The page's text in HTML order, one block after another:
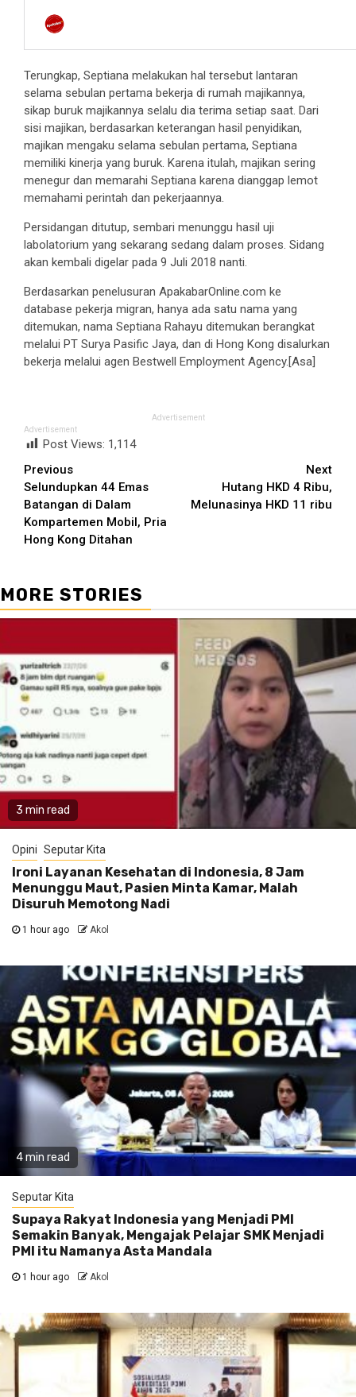
Terungkap, Septiana melakukan hal tersebut lantaran
selama sebulan pertama bekerja di rumah majikannya,
sikap buruk majikannya selalu dia terima setiap saat. Dari
sisi majikan, berdasarkan keterangan hasil penyidikan,
majikan mengaku selama sebulan pertama, Septiana
memiliki kinerja yang buruk. Karena itulah, majikan sering
menegur dan memarahi Septiana karena dianggap lemot
memahami perintah dan pekerjaannya.
Persidangan ditutup, sembari menunggu hasil uji
labolatorium yang sekarang sedang dalam proses. Sidang
akan kembali digelar pada 9 Juli 2018 nanti.
Berdasarkan penelusuran ApakabarOnline.com ke
database pekerja migran, hanya ada satu nama yang
ditemukan, nama Septiana Rahayu ditemukan berangkat
melalui PT Surya Pasific Jaya, dan di Hong Kong disalurkan
bekerja melalui agen Bestwell Employment Agency.[Asa]
Advertisement
Advertisement
Post Views: 1,114
Continue
Reading
Previous
Selundupkan 44 Emas
Batangan di Dalam
Kompartemen Mobil, Pria
Hong Kong Ditahan
Next
Hutang HKD 4 Ribu,
Melunasinya HKD 11 ribu
MORE STORIES
3 min read
Opini Seputar Kita
Ironi Layanan Kesehatan di Indonesia, 8 Jam
Menunggu Maut, Pasien Minta Kamar, Malah
Disuruh Memotong Nadi
1 hour ago Akol
4 min read
Seputar Kita
Supaya Rakyat Indonesia yang Menjadi PMI
Semakin Banyak, Mengajak Pelajar SMK Menjadi
PMI itu Namanya Asta Mandala
1 hour ago Akol